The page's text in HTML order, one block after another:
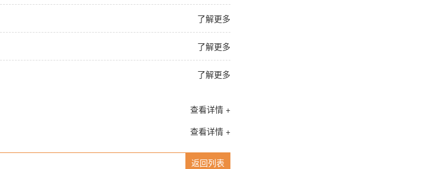
了解更多
了解更多
了解更多
查看详情 +
查看详情 +
返回列表